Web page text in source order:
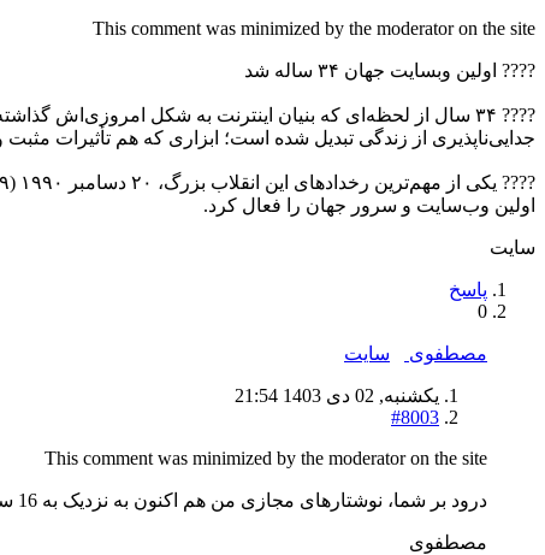
This comment was minimized by the moderator on the site
???? اولین وبسایت جهان ۳۴ ساله شد
???? ۳۴ سال از لحظه‌ای که بنیان اینترنت به شکل امروزی‌اش
جدایی‌ناپذیری از زندگی تبدیل شده است؛ ابزاری که هم تأثیرات مثبت
اولین وب‌سایت و سرور جهان را فعال کرد.
سایت
پاسخ
0
مصطفوی سایت
یکشنبه, 02 دی 1403 21:54
#8003
This comment was minimized by the moderator on the site
درود بر شما، نوشتارهای مجازی من هم اکنون به نزدیک به 16 سال رسید. برای خودم جالب بود
مصطفوی